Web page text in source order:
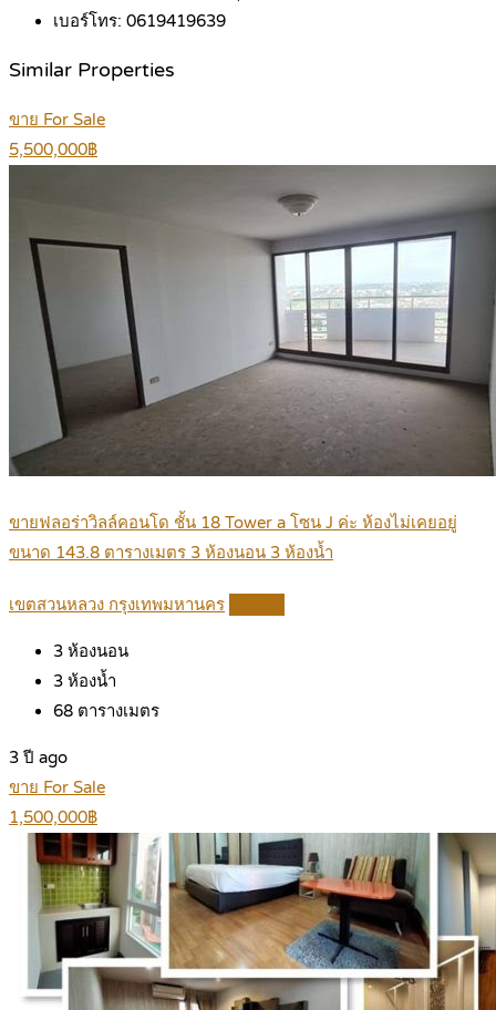
เบอร์โทร: 0619419639
Similar Properties
ขาย For Sale
5,500,000฿
ขายฟลอร่าวิลล์คอนโด ชั้น 18 Tower a โซน J ค่ะ ห้องไม่เคยอยู่
ขนาด 143.8 ตารางเมตร 3 ห้องนอน 3 ห้องน้ำ
เขตสวนหลวง กรุงเทพมหานคร
3 ห้องนอน
3 ห้องน้ำ
68 ตารางเมตร
3 ปี ago
ขาย For Sale
1,500,000฿